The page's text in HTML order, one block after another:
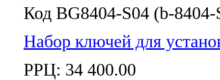
Код BG8404-S04 (b-8404-
Набор ключей для
РРЦ: 34 400.00